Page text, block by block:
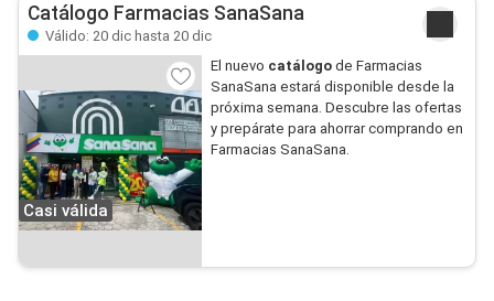
Catálogo Farmacias SanaSana
Válido: 20 dic hasta 20 dic
Casi válida
El nuevo catálogode Farmacias
SanaSana estará disponible desde la
próxima semana. Descubre las ofertas
y prepárate para ahorrar comprando en
Farmacias SanaSana.